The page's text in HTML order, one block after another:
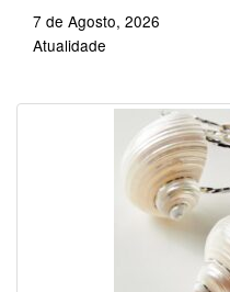
7 de Agosto, 2026
Atualidade